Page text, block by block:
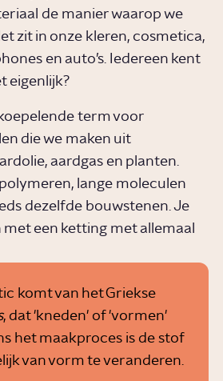
de manier waarop we
zit in onze kleren, cosmetica,
en auto’s. Iedereen kent
eigenlijk?
term voor
die we maken uit
aardgas en planten.
lange moleculen
dezelfde bouwstenen. Je
met een ketting met allemaal
komt van het Griekse
, dat 'kneden' of 'vormen'
het maakproces is de stof
van vorm te veranderen.